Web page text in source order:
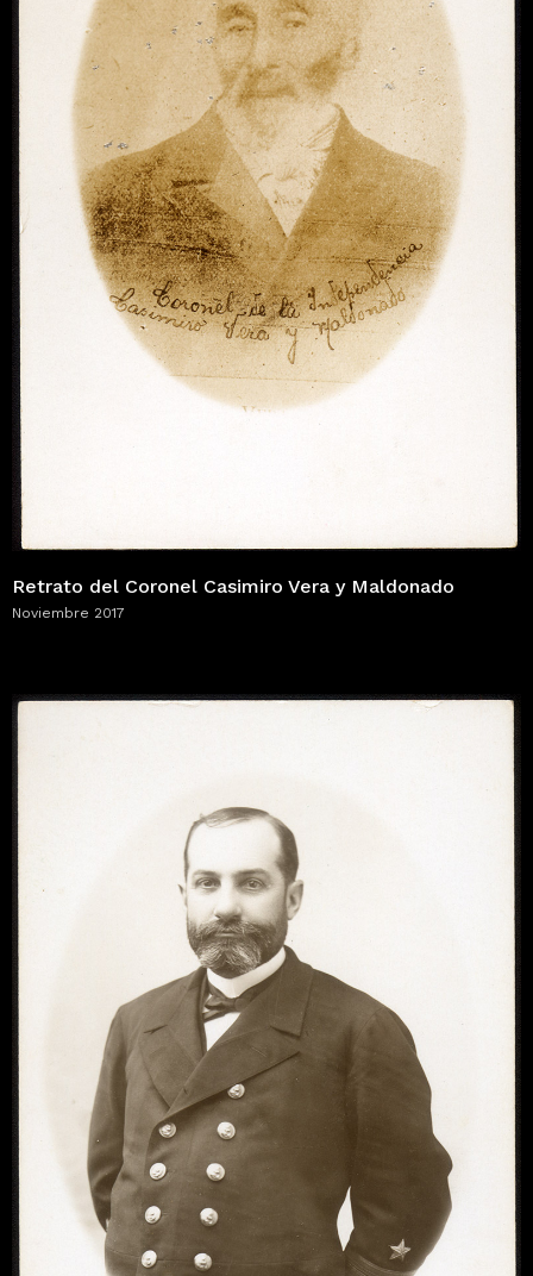
Retrato del Coronel Casimiro Vera y Maldonado
Noviembre 2017